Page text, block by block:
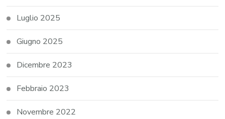
Luglio 2025
Giugno 2025
Dicembre 2023
Febbraio 2023
Novembre 2022